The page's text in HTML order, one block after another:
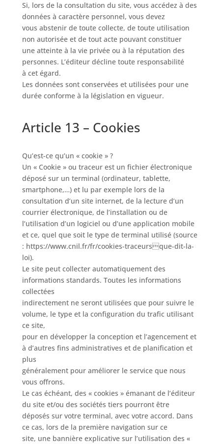
Si, lors de la consultation du site, vous accédez à des
données à caractère personnel, vous devez
vous abstenir de toute collecte, de toute utilisation
non autorisée et de tout acte pouvant constituer
une atteinte à la vie privée ou à la réputation des
personnes. L’éditeur décline toute responsabilité
à cet égard.
Les données sont conservées et utilisées pour une
durée conforme à la législation en vigueur.
Article 13 – Cookies
Qu’est-ce qu’un « cookie » ?
Un « Cookie » ou traceur est un fichier électronique
déposé sur un terminal (ordinateur, tablette,
smartphone,…) et lu par exemple lors de la
consultation d’un site internet, de la lecture d’un
courrier électronique, de l’installation ou de
l’utilisation d’un logiciel ou d’une application mobile
et ce, quel que soit le type de terminal utilisé (source
: https://www.cnil.fr/fr/cookies-traceursque-dit-la-
loi).
Le site peut collecter automatiquement des
informations standards. Toutes les informations
collectées
indirectement ne seront utilisées que pour suivre le
volume, le type et la configuration du trafic utilisant
ce site,
pour en développer la conception et l’agencement et
à d’autres fins administratives et de planification et
plus
généralement pour améliorer le service que nous
vous offrons.
Le cas échéant, des « cookies » émanant de l’éditeur
du site et/ou des sociétés tiers pourront être
déposés sur votre terminal, avec votre accord. Dans
ce cas, lors de la première navigation sur ce
site, une bannière explicative sur l’utilisation des «